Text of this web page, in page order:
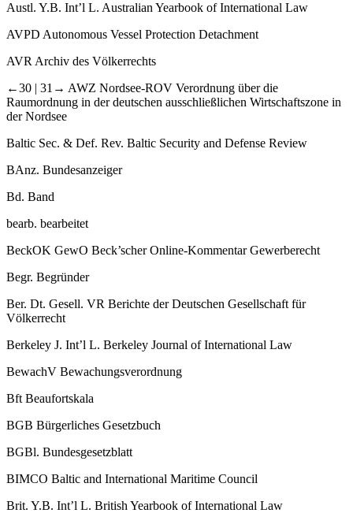
Austl. Y.B. Int’l L. Australian Yearbook of International Law
AVPD Autonomous Vessel Protection Detachment
AVR Archiv des Völkerrechts
←30 | 31→ AWZ Nordsee-​ROV Verordnung über die
Raumordnung in der deutschen ausschließlichen Wirtschaftszone in
der Nordsee
Baltic Sec. & Def. Rev. Baltic Security and Defense Review
BAnz. Bundesanzeiger
Bd. Band
bearb. bearbeitet
BeckOK GewO Beck’scher Online-​Kommentar Gewerberecht
Begr. Begründer
Ber. Dt. Gesell. VR Berichte der Deutschen Gesellschaft für
Völkerrecht
Berkeley J. Int’l L. Berkeley Journal of International Law
BewachV Bewachungsverordnung
Bft Beaufortskala
BGB Bürgerliches Gesetzbuch
BGBl. Bundesgesetzblatt
BIMCO Baltic and International Maritime Council
Brit. Y.B. Int’l L. British Yearbook of International Law